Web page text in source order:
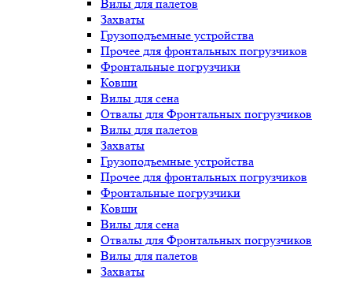
Вилы для палетов
Захваты
Грузоподъемные устройства
Прочее для фронтальных погрузчиков
Фронтальные погрузчики
Ковши
Вилы для сена
Отвалы для Фронтальных погрузчиков
Вилы для палетов
Захваты
Грузоподъемные устройства
Прочее для фронтальных погрузчиков
Фронтальные погрузчики
Ковши
Вилы для сена
Отвалы для Фронтальных погрузчиков
Вилы для палетов
Захваты